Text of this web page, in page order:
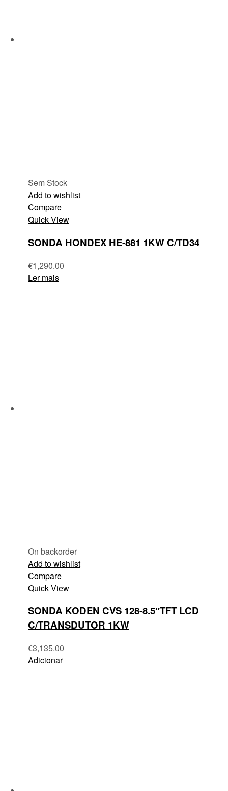
Sem Stock
Add to wishlist
Compare
Quick View
SONDA HONDEX HE-881 1KW C/TD34
€1,290.00
Ler mais
On backorder
Add to wishlist
Compare
Quick View
SONDA KODEN CVS 128-8.5″TFT LCD
C/TRANSDUTOR 1KW
€3,135.00
Adicionar